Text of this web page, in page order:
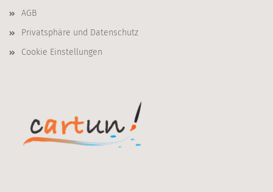
AGB
Privatsphäre und Datenschutz
Cookie Einstellungen